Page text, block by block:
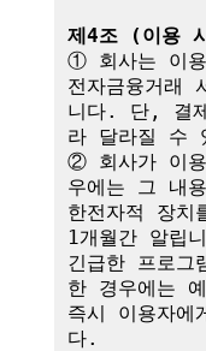
제4조 (이용
① 회사는 이
전자금융거래
니다. 단, 결
라 달라질 수
② 회사가 이용
우에는 그 내
한전자적 장
1개월간 알립
긴급한 프로
한 경우에는
즉시 이용자에
다.